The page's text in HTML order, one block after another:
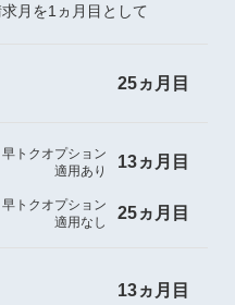
月を1ヵ月目として
25ヵ月目
早トクオプション
適用あり
13ヵ月目
早トクオプション
適用なし
25ヵ月目
13ヵ月目